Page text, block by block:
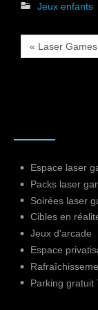
Jeux enfants
« Laser
Espace laser
Packs laser
Soirées laser
Cibles en
Jeux d'arcade
Espace
Parking gratuit